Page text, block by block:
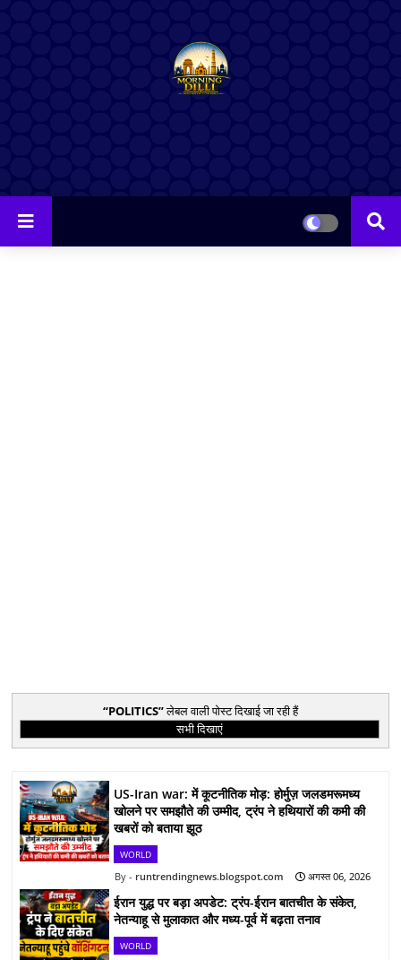
POLITICS लेबल वाली पोस्ट दिखाई जा रही हैं
सभी दिखाएं
US-Iran war: में कूटनीतिक मोड़: होर्मुज़ जलडमरूमध्य
खोलने पर समझौते की उम्मीद, ट्रंप ने हथियारों की कमी की
खबरों को बताया झूठ
WORLD
runtrendingnews.blogspot.com अगस्त 06, 2026
ईरान युद्ध पर बड़ा अपडेट: ट्रंप-ईरान बातचीत के संकेत,
नेतन्याहू से मुलाकात और मध्य-पूर्व में बढ़ता तनाव
WORLD